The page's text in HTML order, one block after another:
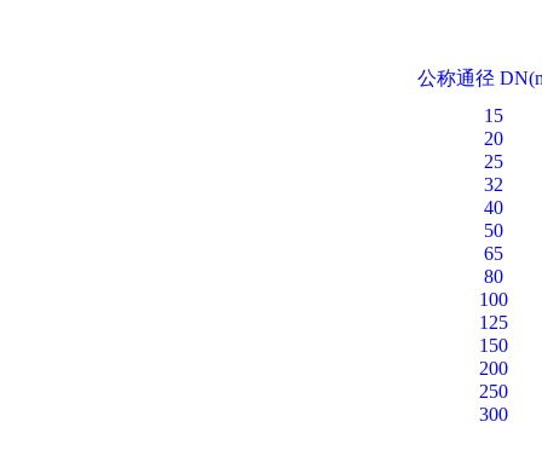
公称通径
15
20
25
32
40
50
65
80
100
125
150
200
250
300